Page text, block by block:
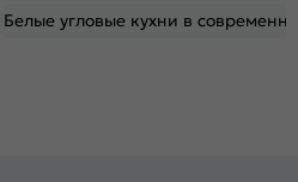
Белые угловые кухни в